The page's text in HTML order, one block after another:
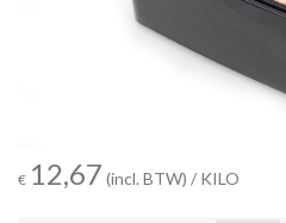
€ 12,67 (incl. BTW) / KILO